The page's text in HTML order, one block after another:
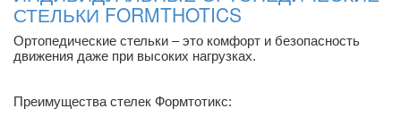
СТЕЛЬКИ FORMTHOTICS
Ортопедические стельки – это комфорт и безопасность
движения даже при высоких нагрузках.
Преимущества стелек Формтотикс: